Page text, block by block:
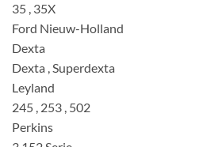
35 , 35X
Ford Nieuw-Holland
Dexta
Dexta , Superdexta
Leyland
245 , 253 , 502
Perkins